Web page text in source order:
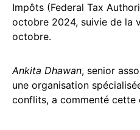
Impôts (Federal Tax
octobre 2024, suivie de la
octobre.
Ankita Dhawan, senior
une organisation
conflits, a commenté cette